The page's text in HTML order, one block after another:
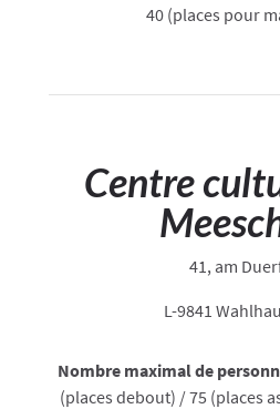
40 (places pour
Centre
41, am
L-9841
Nombre maximal de
(places debout) / 75 (places